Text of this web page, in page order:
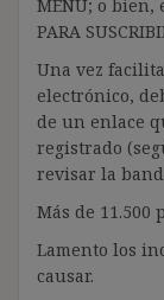
MENÚ; o bien,
PARA
Una vez
electrónico,
de un enlace
registrado
revisar la
Más de 11.500
Lamento los
causar.